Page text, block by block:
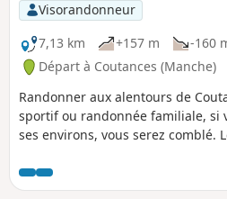
Visorandonneur
7,13 km
+157 m -160
Départ à Coutances (Manche)
Randonner aux alentours de
sportif ou randonnée familiale, si
ses environs, vous serez comblé.
dans la nature. Idéal pour une